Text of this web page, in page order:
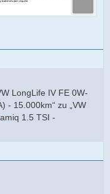
LongLife IV FE 0W-
- 15.000km“ zu „VW
1.5 TSI -